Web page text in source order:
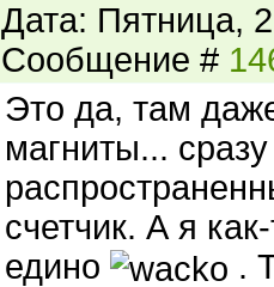
Дата: Пятница,
Сообщение #
Это да, там
магниты...
счетчик. А я
едино
.